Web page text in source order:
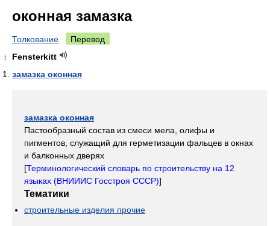
оконная замазка
Толкование Перевод
1
Fensterkitt
замазка оконная
замазка оконная
Пастообразный состав из смеси мела, олифы и
пигментов, служащий для герметизации фальцев в окнах
и балконных дверях
[Терминологический словарь по строительству на 12
языках (ВНИИИС Госстроя СССР)]
Тематики
строительные изделия прочие